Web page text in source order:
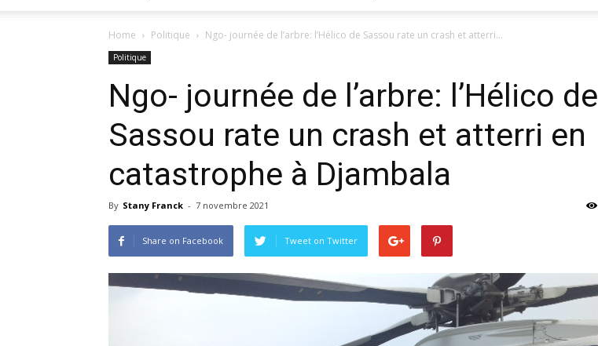
Home Politique Ngo- journée de l’arbre: l’Hélico de Sassou rate un crash et atterri...
Politique
Ngo- journée de l’arbre: l’Hélico de
Sassou rate un crash et atterri en
catastrophe à Djambala
By Stany Franck - 7 novembre 2021
Share on Facebook Tweet on Twitter